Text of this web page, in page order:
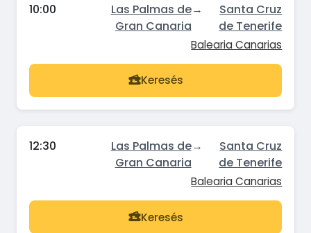
10:00
Las Palmas de
Gran Canaria
→
Santa Cruz
de Tenerife
Balearia Canarias
Keresés
12:30
Las Palmas de
Gran Canaria
→
Santa Cruz
de Tenerife
Balearia Canarias
Keresés